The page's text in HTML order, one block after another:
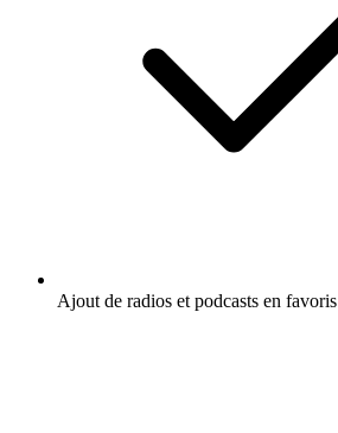
Ajout de radios et podcasts en favoris